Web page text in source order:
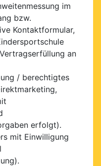
im
bzw.
Kontaktformular,
an
/ berechtigtes
erfolgt).
mit Einwilligung